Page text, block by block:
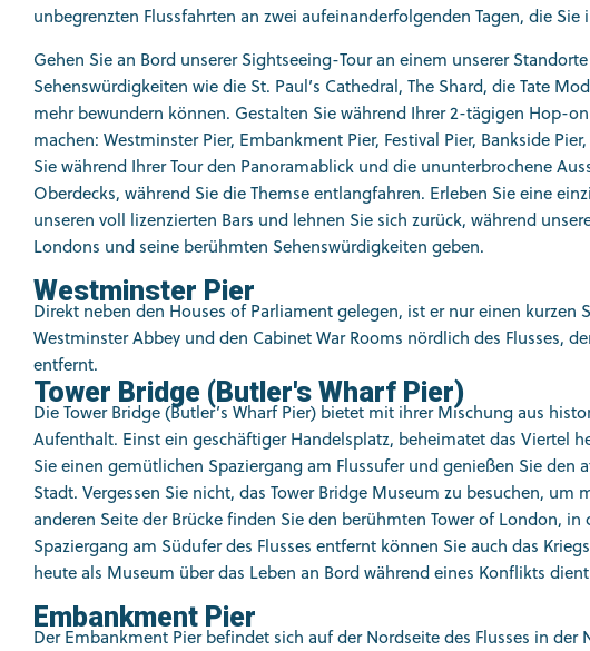
unbegrenzten Flussfahrten an zwei aufeinanderfolgenden Tagen, die
Gehen Sie an Bord unserer Sightseeing-Tour an einem unserer
Sehenswürdigkeiten wie die St. Paul’s Cathedral, The Shard, die Tate
mehr bewundern können. Gestalten Sie während Ihrer 2-tägigen Hop-
machen: Westminster Pier, Embankment Pier, Festival Pier, Bankside
Sie während Ihrer Tour den Panoramablick und die ununterbrochene
Oberdecks, während Sie die Themse entlangfahren. Erleben Sie eine
unseren voll lizenzierten Bars und lehnen Sie sich zurück, während
Londons und seine berühmten Sehenswürdigkeiten geben.
Westminster Pier
Direkt neben den Houses of Parliament gelegen, ist er nur einen
Westminster Abbey und den Cabinet War Rooms nördlich des Flusses,
entfernt.
Tower Bridge (Butler's Wharf Pier)
Die Tower Bridge (Butler’s Wharf Pier) bietet mit ihrer Mischung aus
Aufenthalt. Einst ein geschäftiger Handelsplatz, beheimatet das Viertel
Sie einen gemütlichen Spaziergang am Flussufer und genießen Sie
Stadt. Vergessen Sie nicht, das Tower Bridge Museum zu besuchen,
anderen Seite der Brücke finden Sie den berühmten Tower of London,
Spaziergang am Südufer des Flusses entfernt können Sie auch das
heute als Museum über das Leben an Bord während eines Konflikts
Embankment Pier
Der Embankment Pier befindet sich auf der Nordseite des Flusses in